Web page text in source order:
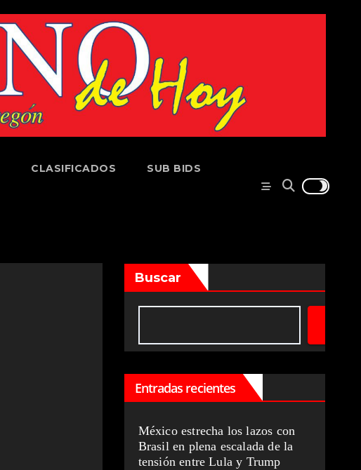
CLASIFICADOS SUB BIDS
Buscar
Entradas recientes
México estrecha los lazos con
Brasil en plena escalada de la
tensión entre Lula y Trump